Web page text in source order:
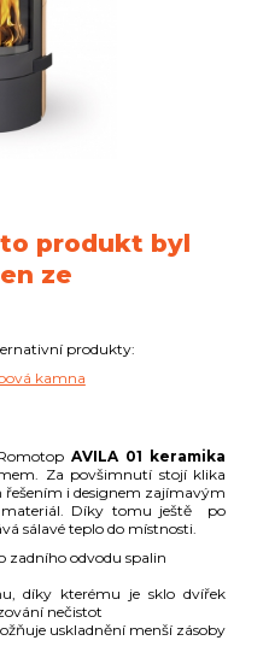
produkt byl
ze
produkty:
kamna
AVILA 01 keramika
Za povšimnutí stojí klika
i designem zajímavým
materiál. Díky tomu ještě po
sálavé teplo do místnosti.
zadního odvodu spalin
díky kterému je sklo dvířek
nečistot
uskladnění menší zásoby